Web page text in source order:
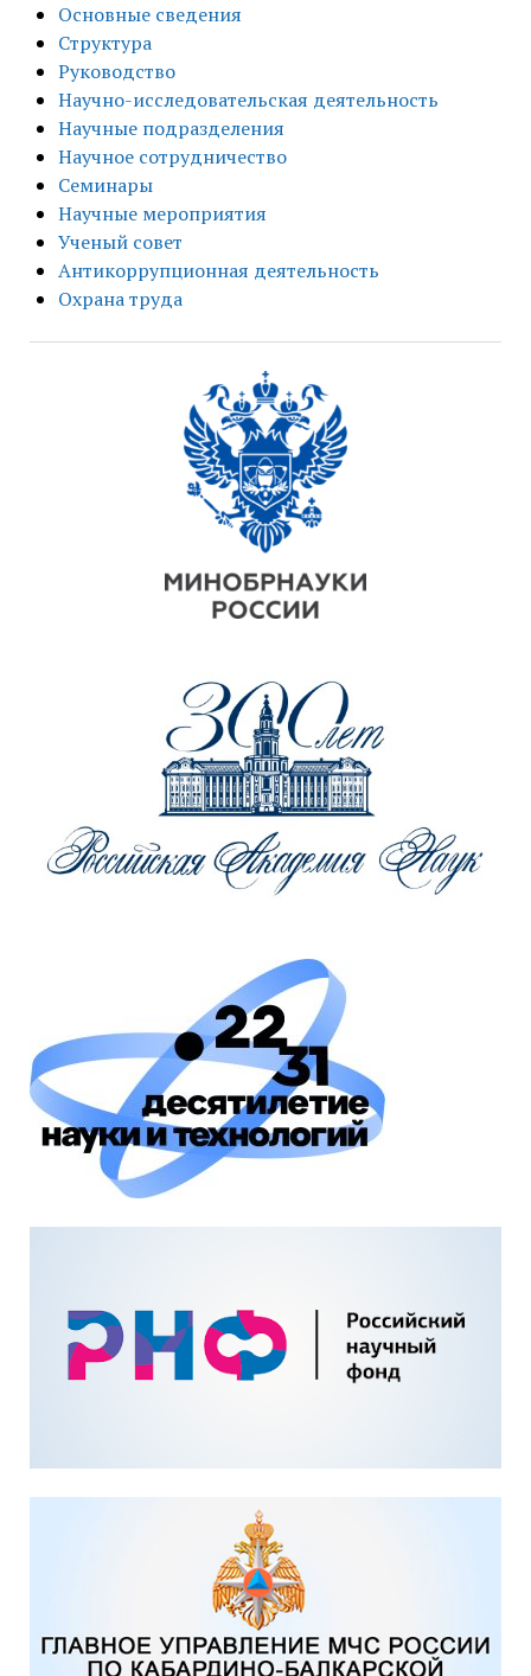
Основные сведения
Структура
Руководство
Научно-исследовательская деятельность
Научные подразделения
Научное сотрудничество
Семинары
Научные мероприятия
Ученый совет
Антикоррупционная деятельность
Охрана труда